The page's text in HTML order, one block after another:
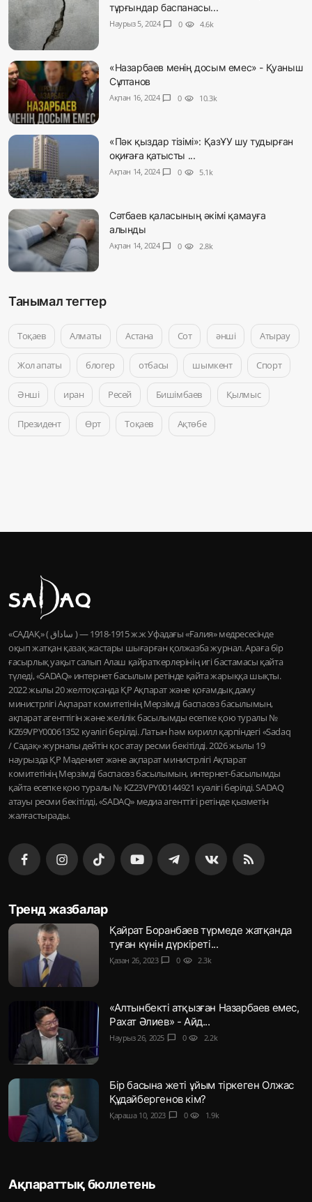
тұрғындар баспанасы...
Наурыз 5, 2024 chat_bubble 0 visibility 4.6k
«Назарбаев менің досым емес» - Қуаныш
Сұлтанов
Ақпан 16, 2024 chat_bubble 0 visibility 10.3k
«Пәк қыздар тізімі»: ҚазҰУ шу тудырған
оқиғаға қатысты ...
Ақпан 14, 2024 chat_bubble 0 visibility 5.1k
Сәтбаев қаласының әкімі қамауға
алынды
Ақпан 14, 2024 chat_bubble 0 visibility 2.8k
Танымал тегтер
Тоқаев Алматы Астана Сот әнші Атырау
Жол апаты блогер отбасы шымкент Спорт
Әнші иран Ресей Бишімбаев Қылмыс
Президент Өрт Тоқаев Ақтөбе
«САДАҚ» ( ساداق ) — 1915-1918 ж.ж Уфадағы «Ғалия» медресесінде
оқып жатқан қазақ жастары шығарған қолжазба журнал. Араға бір
ғасырлық уақыт салып Алаш қайраткерлерінің игі бастамасы қайта
түледі, «SADAQ» интернет басылым ретінде қайта жарыққа шықты.
2022 жылы 20 желтоқсанда ҚР Ақпарат және қоғамдық даму
министрлігі Ақпарат комитетінің Мерзімді баспасөз басылымын,
ақпарат агенттігін және желілік басылымды есепке қою туралы №
KZ69VPY00061352 куәлігі берілді. Латын һәм кирилл қарпіндегі «Sadaq
/ Садақ» журналы дейтін қос атау ресми бекітілді. 2026 жылы 19
наурызда ҚР Мәдениет және ақпарат министрлігі Ақпарат
комитетінің Мерзімді баспасөз басылымын, интернет-басылымды
қайта есепке қою туралы № KZ23VPY00144921 куәлігі берілді. SADAQ
атауы ресми бекітілді, «SADAQ» медиа агенттігі ретінде қызметін
жалғастырады.
Тренд жазбалар
Қайрат Боранбаев түрмеде жатқанда
туған күнін дүркіреті...
Қазан 26, 2023 chat_bubble 0 visibility 2.3k
«Алтынбекті атқызған Назарбаев емес,
Рахат Әлиев» - Айд...
Наурыз 26, 2025 chat_bubble 0 visibility 2.2k
Бір басына жеті ұйым тіркеген Олжас
Құдайбергенов кім?
Қараша 10, 2023 chat_bubble 0 visibility 1.9k
Ақпараттық бюллетень